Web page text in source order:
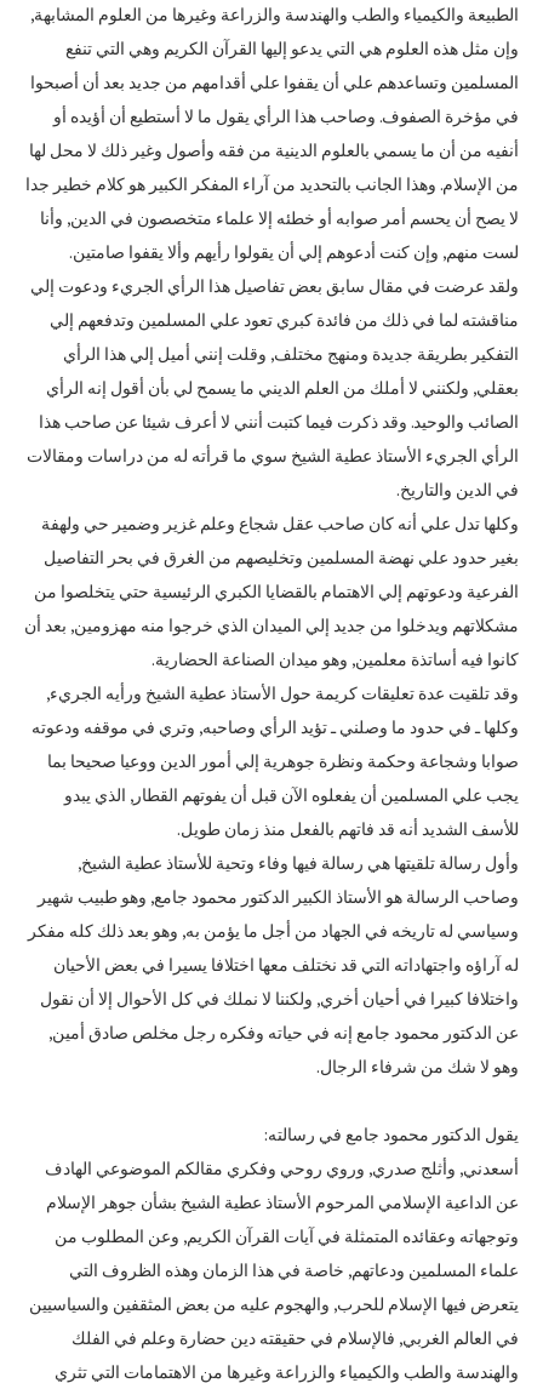
الطبيعة والكيمياء والطب والهندسة والزراعة وغيرها من العلوم المشابهة‏,‏
وإن مثل هذه العلوم هي التي يدعو إليها القرآن الكريم وهي التي تنفع
المسلمين وتساعدهم علي أن يقفوا علي أقدامهم من جديد بعد أن أصبحوا
في مؤخرة الصفوف‏.‏ وصاحب هذا الرأي يقول ما لا أستطيع أن أؤيده أو
أنفيه من أن ما يسمي بالعلوم الدينية من فقه وأصول وغير ذلك لا محل لها
من الإسلام‏.‏ وهذا الجانب بالتحديد من آراء المفكر الكبير هو كلام خطير جدا
لا يصح أن يحسم أمر صوابه أو خطئه إلا علماء متخصصون في الدين‏,‏ وأنا
لست منهم‏,‏ وإن كنت أدعوهم إلي أن يقولوا رأيهم وألا يقفوا صامتين‏.‏
ولقد عرضت في مقال سابق بعض تفاصيل هذا الرأي الجريء ودعوت إلي
مناقشته لما في ذلك من فائدة كبري تعود علي المسلمين وتدفعهم إلي
التفكير بطريقة جديدة ومنهج مختلف‏,‏ وقلت إنني أميل إلي هذا الرأي
بعقلي‏,‏ ولكنني لا أملك من العلم الديني ما يسمح لي بأن أقول إنه الرأي
الصائب والوحيد‏.‏ وقد ذكرت فيما كتبت أنني لا أعرف شيئا عن صاحب هذا
الرأي الجريء الأستاذ عطية الشيخ سوي ما قرأته له من دراسات ومقالات
في الدين والتاريخ‏.‏
وكلها تدل علي أنه كان صاحب عقل شجاع وعلم غزير وضمير حي ولهفة
بغير حدود علي نهضة المسلمين وتخليصهم من الغرق في بحر التفاصيل
الفرعية ودعوتهم إلي الاهتمام بالقضايا الكبري الرئيسية حتي يتخلصوا من
مشكلاتهم ويدخلوا من جديد إلي الميدان الذي خرجوا منه مهزومين‏,‏ بعد أن
كانوا فيه أساتذة معلمين‏,‏ وهو ميدان الصناعة الحضارية‏.‏
وقد تلقيت عدة تعليقات كريمة حول الأستاذ عطية الشيخ ورأيه الجريء‏,‏
وكلها ـ في حدود ما وصلني ـ تؤيد الرأي وصاحبه‏,‏ وتري في موقفه ودعوته
صوابا وشجاعة وحكمة ونظرة جوهرية إلي أمور الدين ووعيا صحيحا بما
يجب علي المسلمين أن يفعلوه الآن قبل أن يفوتهم القطار‏,‏ الذي يبدو
للأسف الشديد أنه قد فاتهم بالفعل منذ زمان طويل‏.‏
وأول رسالة تلقيتها هي رسالة فيها وفاء وتحية للأستاذ عطية الشيخ‏,‏
وصاحب الرسالة هو الأستاذ الكبير الدكتور محمود جامع‏,‏ وهو طبيب شهير
وسياسي له تاريخه في الجهاد من أجل ما يؤمن به‏,‏ وهو بعد ذلك كله مفكر
له آراؤه واجتهاداته التي قد نختلف معها اختلافا يسيرا في بعض الأحيان
واختلافا كبيرا في أحيان أخري‏,‏ ولكننا لا نملك في كل الأحوال إلا أن نقول
عن الدكتور محمود جامع إنه في حياته وفكره رجل مخلص صادق أمين‏,‏
وهو لا شك من شرفاء الرجال‏.
يقول الدكتور محمود جامع في رسالته‏:‏
أسعدني‏,‏ وأثلج صدري‏,‏ وروي روحي وفكري مقالكم الموضوعي الهادف
عن الداعية الإسلامي المرحوم الأستاذ عطية الشيخ بشأن جوهر الإسلام
وتوجهاته وعقائده المتمثلة في آيات القرآن الكريم‏,‏ وعن المطلوب من
علماء المسلمين ودعاتهم‏,‏ خاصة في هذا الزمان وهذه الظروف التي
يتعرض فيها الإسلام للحرب‏,‏ والهجوم عليه من بعض المثقفين والسياسيين
في العالم الغربي‏,‏ فالإسلام في حقيقته دين حضارة وعلم في الفلك
والهندسة والطب والكيمياء والزراعة وغيرها من الاهتمامات التي تثري